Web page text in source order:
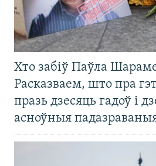
Хто забіў Паўла
Расказваем, што пра
празь дзесяць гадоў і
асноўныя